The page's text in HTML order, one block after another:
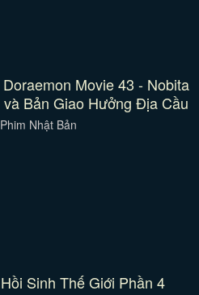
Doraemon Movie 43 - Nobita
và Bản Giao Hưởng Địa Cầu
Phim Nhật Bản
Hồi Sinh Thế Giới Phần 4